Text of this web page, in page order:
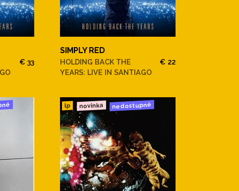
€ 33
SIMPLY RED
HOLDING BACK THE
YEARS: LIVE IN SANTIAGO
€ 22
lp novinka nedostupné